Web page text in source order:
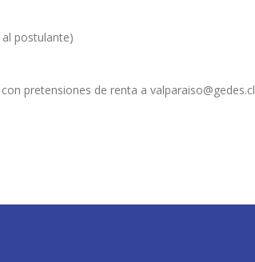
postulante)
pretensiones de renta a valparaiso@gedes.cl